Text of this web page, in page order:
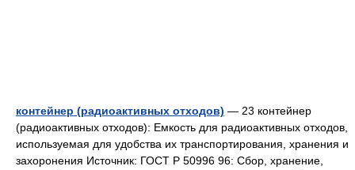
контейнер (радиоактивных отходов) — 23 контейнер
(радиоактивных отходов): Емкость для радиоактивных отходов,
используемая для удобства их транспортирования, хранения и
захоронения Источник: ГОСТ Р 50996 96: Сбор, хранение,